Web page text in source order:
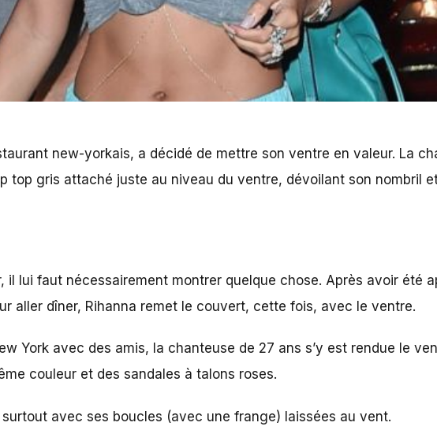
new-yorkais, a décidé de mettre son ventre en valeur. La
top gris attaché juste au niveau du ventre, dévoilant son nombril
il lui faut nécessairement montrer quelque chose. Après avoir été
aller dîner, Rihanna remet le couvert, cette fois, avec le ventre.
York avec des amis, la chanteuse de 27 ans s’y est rendue le
couleur et des sandales à talons roses.
avec ses boucles (avec une frange) laissées au vent.